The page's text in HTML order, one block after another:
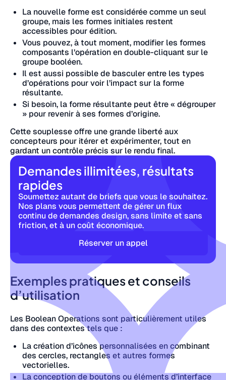
La nouvelle forme est considérée comme un seul
groupe, mais les formes initiales restent
accessibles pour édition.
Vous pouvez, à tout moment, modifier les formes
composants l’opération en double-cliquant sur le
groupe booléen.
Il est aussi possible de basculer entre les types
d’opérations pour voir l’impact sur la forme
résultante.
Si besoin, la forme résultante peut être « dégrouper
» pour revenir à ses formes d’origine.
Cette souplesse offre une grande liberté aux
concepteurs pour itérer et expérimenter, tout en
gardant un contrôle précis sur le rendu final.
Demandes illimitées, résultats
rapides
Soumettez autant de briefs que vous le souhaitez.
Nos plans vous permettent de gérer un flux
continu de demandes design, sans limite et sans
friction, et à un coût économique.
Réserver un appel
Exemples pratiques et conseils
d’utilisation
Les Boolean Operations sont particulièrement utiles
dans des contextes tels que :
La création d’icônes personnalisées en combinant
des cercles, rectangles et autres formes
vectorielles.
La conception de boutons ou éléments d’interface